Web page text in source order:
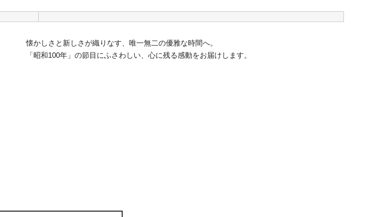
懐かしさと新しさが織りなす、唯一無二の優雅な時間へ。
「昭和100年」の節目にふさわしい、心に残る感動をお届けします。